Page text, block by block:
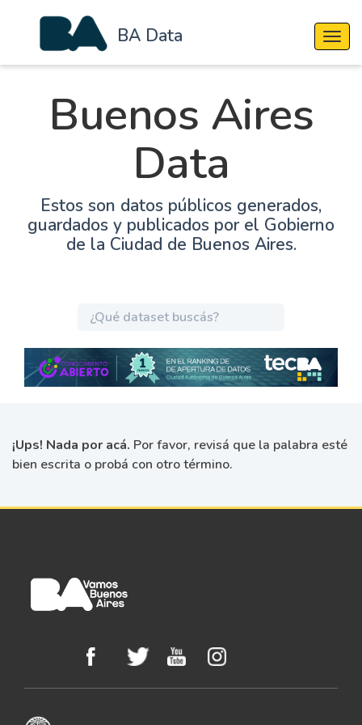
BA Data
Buenos Aires
Data
Estos son datos públicos generados,
guardados y publicados por el Gobierno
de la Ciudad de Buenos Aires.
¡Ups! Nada por acá. Por favor, revisá que la palabra esté
bien escrita o probá con otro término.